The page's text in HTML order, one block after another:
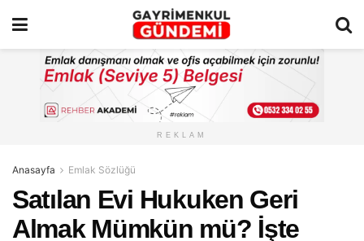
REKLAM
Anasayfa Emlak Sözlüğü
Satılan Evi Hukuken Geri
Almak Mümkün mü? İşte